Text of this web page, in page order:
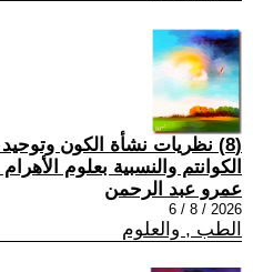
(8) نظريات نشأة الكون
الكوانتم والنسبية بعلوم
عمرو عبد الرحمن
2026 / 8 / 6
الطب , والعلوم